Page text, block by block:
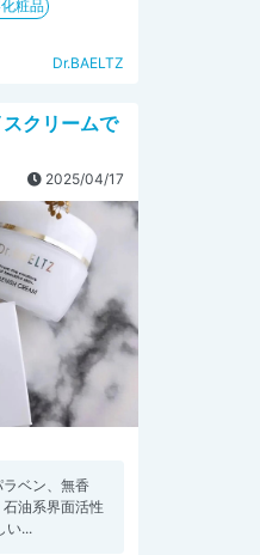
粧品
Dr.BAELTZ
クリームで
2025/04/17
ラベン、無香
油系界面活性
い...